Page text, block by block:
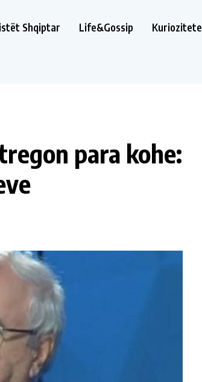
Shqiptar Life&Gossip Kuriozitete
para kohe: